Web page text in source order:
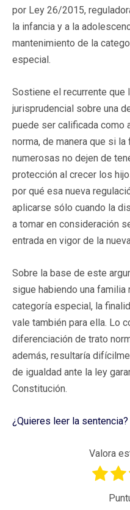
por Ley 26/2015,
la infancia y a la
mantenimiento de la
especial.
Sostiene el recurrente que
jurisprudencial sobre una
puede ser calificada como
norma, de manera que si
numerosas no dejen de
protección al crecer los
por qué esa nueva
aplicarse sólo cuando la
a tomar en consideración
entrada en vigor de la
Sobre la base de este
sigue habiendo una
categoría especial, la
vale también para ella. Lo
diferenciación de trato
además, resultaría
de igualdad ante la ley
Constitución.
¿Quieres leer la sentencia?
Valora